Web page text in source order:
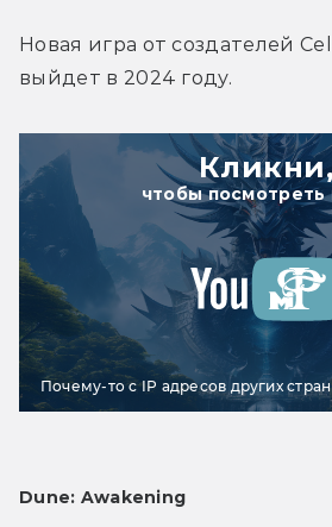
Новая игра от создателей
выйдет в 2024 году.
чтобы посмотреть
Почему-то с IP адресов других
Dune: Awakening